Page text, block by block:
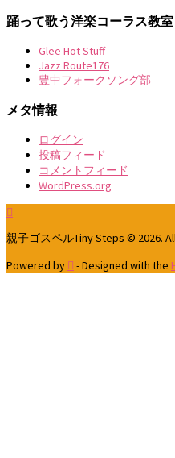
踊って歌う洋楽コーラス教室
Glee Hot Stuff
Jazz Route176
豊中フォークソング部
メタ情報
ログイン
投稿フィード
コメントフィード
WordPress.org
親子ゴスペルTiny Steps © 2026.
Powered by
- Designed with the